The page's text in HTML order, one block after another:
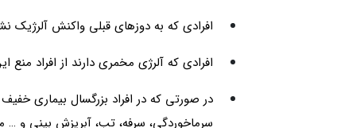
افرادی که به دوزهای قبلی واکنش آلرژیک
افرادی که آلرژی مخمری دارند از افراد
در صورتی که در افراد بزرگسال بیماری
سرماخوردگی، سرفه، تب، آبریزش بینی و …